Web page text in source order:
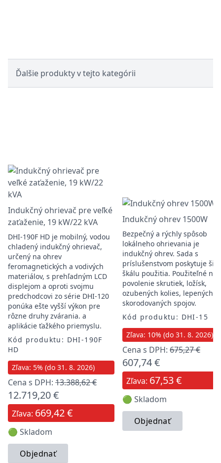
Ďalšie produkty v tejto kategórii
Indukčný ohrievač pre veľké
zaťaženie, 19 kW/22 kVA
DHI-190F HD je mobilný, vodou
chladený indukčný ohrievač,
určený na ohrev
feromagnetických a vodivých
materiálov, s prehľadným LCD
displejom a oproti svojmu
predchodcovi zo série DHI-120
ponúka ešte vyšší výkon pre
rôzne druhy zvárania. a
aplikácie ťažkého priemyslu.
Kód produktu: DHI-190F
HD
Zľava: 5% (do 31. 8. 2026)
Cena s DPH: 13.388,62 €
12.719,20 €
Zľava: 669,42 €
🟢 Skladom
Objednať
Indukčný ohrev 1500W
Bezpečný a rýchly spôsob
lokálneho ohrievania je
indukčný ohrev. Sada s
príslušenstvom poskytuje
škálu použitia. Použiteľné na
povolenie skrutiek, ložísk,
ozubených kolies, lepených a
skorodovaných spojov.
Kód produktu: DHI-15
Zľava: 10% (do 31. 8. 2026)
Cena s DPH: 675,27 €
607,74 €
Zľava: 67,53 €
🟢 Skladom
Objednať